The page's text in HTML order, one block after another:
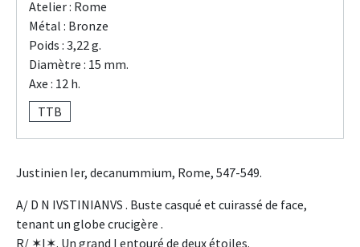
Atelier : Rome
Métal : Bronze
Poids : 3,22 g.
Diamètre : 15 mm.
Axe : 12 h.
TTB
Justinien Ier, decanummium, Rome, 547-549.
A/ D N IVSTINIANVS . Buste casqué et cuirassé de face,
tenant un globe crucigère .
R/ ✶I✶. Un grand I entouré de deux étoiles.